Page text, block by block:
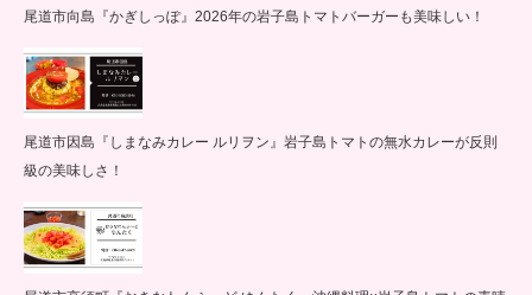
尾道市向島『かぎしっぽ』2026年の岩子島トマトバーガーも美味しい！
尾道市因島『しまなみカレー ルリヲン』岩子島トマトの無水カレーが反則
級の美味しさ！